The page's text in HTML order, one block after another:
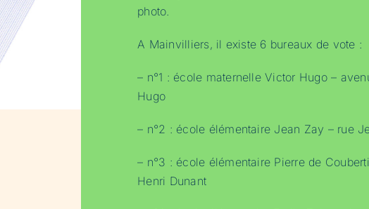
photo.
A Mainvilliers, il existe 6 bureaux de vote :
– n°1 : école maternelle Victor Hugo –
Hugo
– n°2 : école élémentaire Jean Zay – rue
– n°3 : école élémentaire Pierre de
Henri Dunant